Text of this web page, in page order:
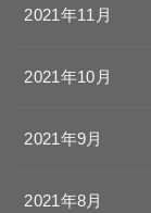
2021年11月
2021年10月
2021年9月
2021年8月